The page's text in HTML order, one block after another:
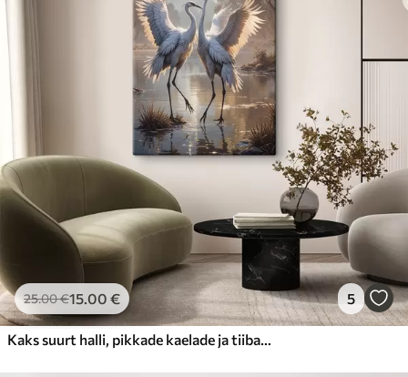
25.00€15.00 € 5
Kaks suurt halli, pikkade kaelade ja tiibadega kraanat, mis seisavad puudest ümbritsetud udujärves